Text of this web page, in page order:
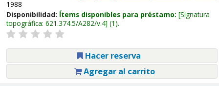
1988
Disponibilidad: Ítems disponibles para préstamo: Signatura
topográfica: 621.374.5/A282/v.4 (1).
Hacer reserva
Agregar al carrito